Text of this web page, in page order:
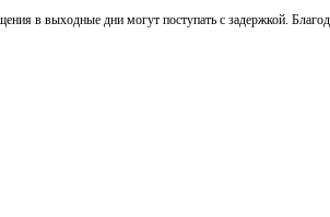
в выходные дни могут поступать с задержкой.